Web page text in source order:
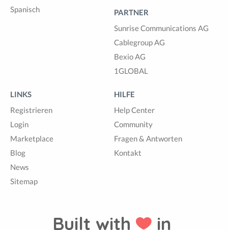
Spanisch
PARTNER
Sunrise Communications AG
Cablegroup AG
Bexio AG
1GLOBAL
LINKS
Registrieren
Login
Marketplace
Blog
News
Sitemap
HILFE
Help Center
Community
Fragen & Antworten
Kontakt
Built with in